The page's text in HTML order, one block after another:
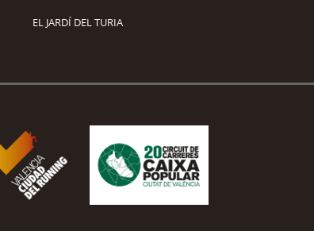
EL JARDÍ DEL TURIA